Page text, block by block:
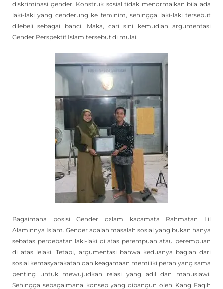
diskriminasi gender. Konstruk sosial tidak menormalkan bila ada
laki-laki yang cenderung ke feminim, sehingga laki-laki tersebut
dilebeli sebagai banci. Maka, dari sini kemudian argumentasi
Gender Perspektif Islam tersebut di mulai.
Bagaimana posisi Gender dalam kacamata Rahmatan Lil
Alaminnya Islam. Gender adalah masalah sosial yang bukan hanya
sebatas perdebatan laki-laki di atas perempuan atau perempuan
di atas lelaki. Tetapi, argumentasi bahwa keduanya bagian dari
sosial kemasyarakatan dan keagamaan memiliki peran yang sama
penting untuk mewujudkan relasi yang adil dan manusiawi.
Sehingga sebagaimana konsep yang dibangun oleh Kang Faqih